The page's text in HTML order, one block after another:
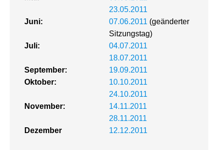
23.05.2011
Juni:
07.06.2011 (geänderter
Sitzungstag)
Juli:
04.07.2011
18.07.2011
September:
19.09.2011
Oktober:
10.10.2011
24.10.2011
November:
14.11.2011
28.11.2011
Dezember
12.12.2011